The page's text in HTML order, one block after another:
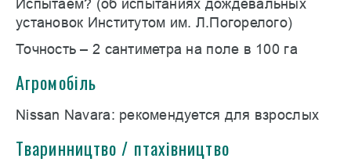
Испытаем? (об испытаниях дождевальных
установок Институтом им. Л.Погорелого)
Точность – 2 сантиметра на поле в 100 га
Агромобіль
Nissan Navara: рекомендуется для взрослых
Тваринництво / птахівництво